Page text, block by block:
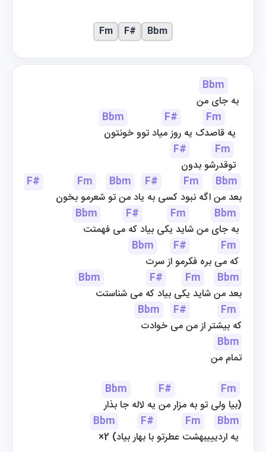
Bbm
Bbm
F#
Fm
F#
Fm
توقدرشو بدون
F#
Fm Bbm F# Fm
Bbm
بعد من اگه نبود کسی به یاد من تو شعرمو بخون
Bbm
F# Fm
Bbm
Bbm
F#
Fm
Bbm
F# Fm
Bbm
بعد من شاید یکی بیاد که می شناستت
Bbm
F#
Fm
که بیشتر از من می خوادت
Bbm
تمام من
Bbm
F#
Fm
بیا ولی تو به مزار من یه لاله جا بذار)
Bbm
F# Fm
Bbm
Bbm
F#
Fm